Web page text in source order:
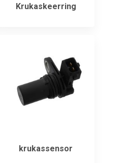
Krukaskeerring
krukassensor